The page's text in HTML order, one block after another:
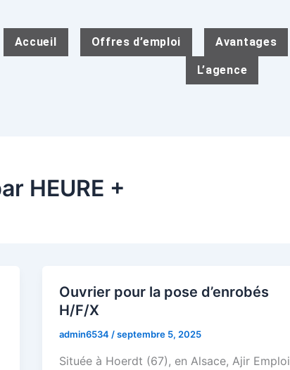
Accueil Offres d’emploi Avantages
L’agence
HEURE +
Ouvrier pour la pose d’enrobés
H/F/X
admin6534 /septembre 5, 2025
Située à Hoerdt (67), en Alsace, Ajir Emploi